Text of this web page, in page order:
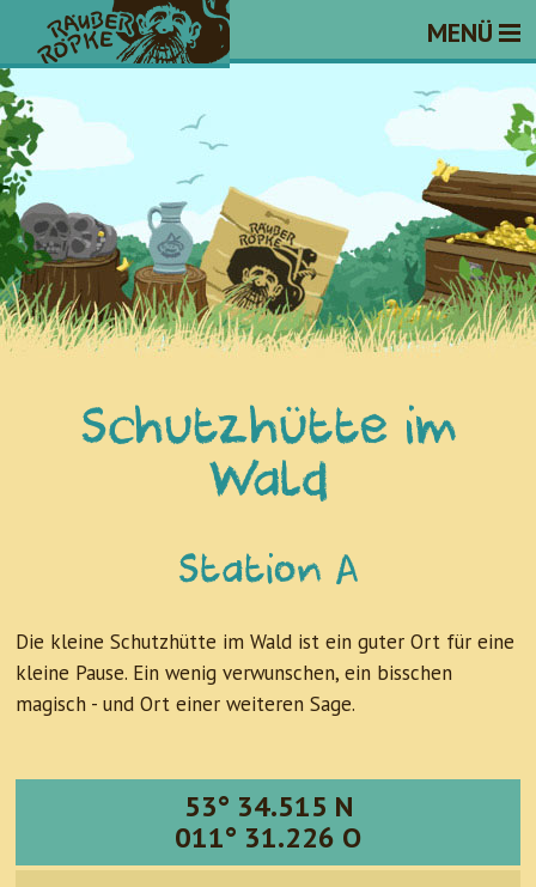
MENÜ
Schutzhütte im
Wald
Station A
Die kleine Schutzhütte im Wald ist ein guter Ort für eine
kleine Pause. Ein wenig verwunschen, ein bisschen
magisch - und Ort einer weiteren Sage.
53° 34.515 N
011° 31.226 O